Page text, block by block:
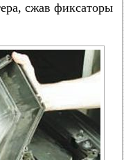
сжав фиксаторы